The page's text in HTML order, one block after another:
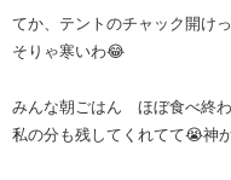
てか、テントのチャック開け
そりゃ寒いわ😂
みんな朝ごはん ほぼ食べ終
私の分も残してくれてて😭神